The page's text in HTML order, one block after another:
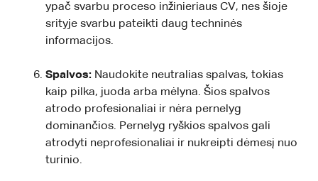
ypač svarbu proceso inžinieriaus CV, nes šioje
srityje svarbu pateikti daug techninės
informacijos.
Spalvos: Naudokite neutralias spalvas, tokias
kaip pilka, juoda arba mėlyna. Šios spalvos
atrodo profesionaliai ir nėra pernelyg
dominančios. Pernelyg ryškios spalvos gali
atrodyti neprofesionaliai ir nukreipti dėmesį nuo
turinio.